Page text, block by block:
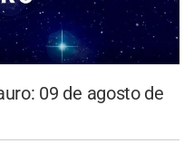
09 de agosto de